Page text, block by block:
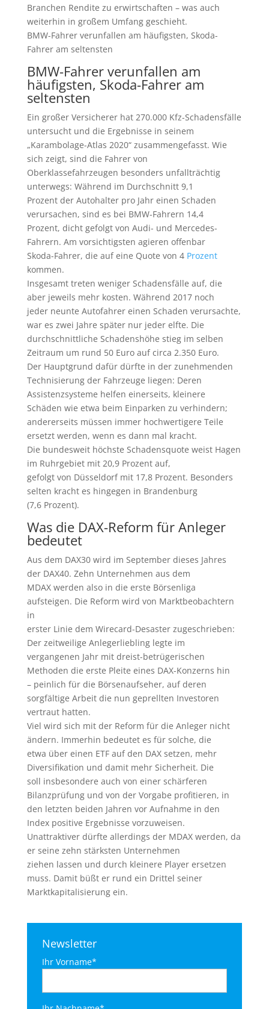
Branchen Rendite zu erwirtschaften – was auch
weiterhin in großem Umfang geschieht.
BMW-Fahrer verunfallen am häufigsten, Skoda-
Fahrer am seltensten
BMW-Fahrer verunfallen am
häufigsten, Skoda-Fahrer am
seltensten
Ein großer Versicherer hat 270.000 Kfz-Schadensfälle
untersucht und die Ergebnisse in seinem
„Karambolage-Atlas 2020“ zusammengefasst. Wie
sich zeigt, sind die Fahrer von
Oberklassefahrzeugen besonders unfallträchtig
unterwegs: Während im Durchschnitt 9,1
Prozent der Autohalter pro Jahr einen Schaden
verursachen, sind es bei BMW-Fahrern 14,4
Prozent, dicht gefolgt von Audi- und Mercedes-
Fahrern. Am vorsichtigsten agieren offenbar
Skoda-Fahrer, die auf eine Quote von 4 Prozent
kommen.
Insgesamt treten weniger Schadensfälle auf, die
aber jeweils mehr kosten. Während 2017 noch
jeder neunte Autofahrer einen Schaden verursachte,
war es zwei Jahre später nur jeder elfte. Die
durchschnittliche Schadenshöhe stieg im selben
Zeitraum um rund 50 Euro auf circa 2.350 Euro.
Der Hauptgrund dafür dürfte in der zunehmenden
Technisierung der Fahrzeuge liegen: Deren
Assistenzsysteme helfen einerseits, kleinere
Schäden wie etwa beim Einparken zu verhindern;
andererseits müssen immer hochwertigere Teile
ersetzt werden, wenn es dann mal kracht.
Die bundesweit höchste Schadensquote weist Hagen
im Ruhrgebiet mit 20,9 Prozent auf,
gefolgt von Düsseldorf mit 17,8 Prozent. Besonders
selten kracht es hingegen in Brandenburg
(7,6 Prozent).
Was die DAX-Reform für Anleger
bedeutet
Aus dem DAX30 wird im September dieses Jahres
der DAX40. Zehn Unternehmen aus dem
MDAX werden also in die erste Börsenliga
aufsteigen. Die Reform wird von Marktbeobachtern
in
erster Linie dem Wirecard-Desaster zugeschrieben:
Der zeitweilige Anlegerliebling legte im
vergangenen Jahr mit dreist-betrügerischen
Methoden die erste Pleite eines DAX-Konzerns hin
– peinlich für die Börsenaufseher, auf deren
sorgfältige Arbeit die nun geprellten Investoren
vertraut hatten.
Viel wird sich mit der Reform für die Anleger nicht
ändern. Immerhin bedeutet es für solche, die
etwa über einen ETF auf den DAX setzen, mehr
Diversifikation und damit mehr Sicherheit. Die
soll insbesondere auch von einer schärferen
Bilanzprüfung und von der Vorgabe profitieren, in
den letzten beiden Jahren vor Aufnahme in den
Index positive Ergebnisse vorzuweisen.
Unattraktiver dürfte allerdings der MDAX werden, da
er seine zehn stärksten Unternehmen
ziehen lassen und durch kleinere Player ersetzen
muss. Damit büßt er rund ein Drittel seiner
Marktkapitalisierung ein.
Newsletter
Ihr Vorname*